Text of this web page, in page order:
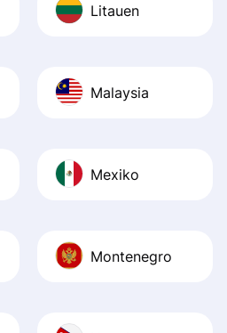
Litauen
Malaysia
Mexiko
Montenegro